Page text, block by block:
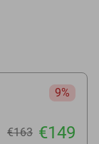
9%
€163 €149